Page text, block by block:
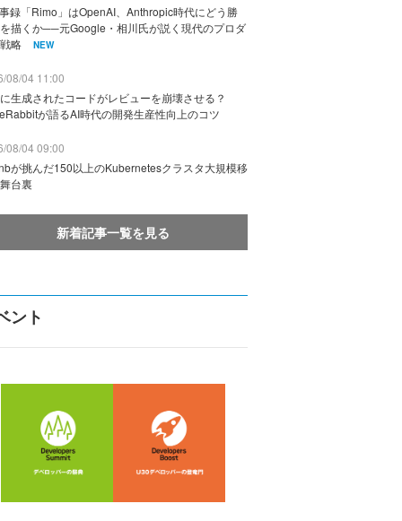
録「Rimo」はOpenAI、Anthropic時代にどう勝
描くか──元Google・相川氏が説く現代のプロダ
略
NEW
08/04 11:00
生成されたコードがレビューを崩壊させる？
が語るAI時代の開発生産性向上のコツ
08/04 09:00
が挑んだ150以上のKubernetesクラスタ大規模移
台裏
新着記事一覧を見る
ント